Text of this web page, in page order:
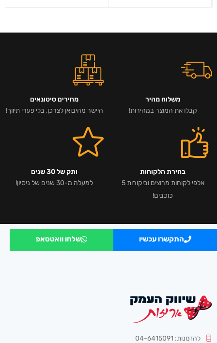
משלוח מהיר
קבלו את המוצר במהירות!
מחירים סיטונאים
היישר מהיבואן לצרכן, בלי פערי תיווך!
בחירת הלקוחות
אלפי לקוחות מרוצים וביקורות 5
כוכבים!
ותק של 30 שנים
למעלה מ-30 שנים של ניסיון!
התקשרו עכשיו שלחו וואטסאפ
להזמנות: 04-6415091